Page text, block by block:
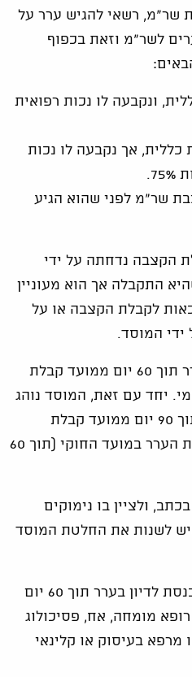
שר"מ, רשאי להגיש ערר על
לשר"מ וזאת בכפוף
ונקבעה לו נכות רפואית
אך נקבעה לו נכות
שר"מ לפני שהוא הגיע
הקצבה נדחתה על ידי
התקבלה אך הוא מעוניין
לקבלת הקצבה או על
המוסד.
עקרונית, יש להגיש את הערר תוך 60 יום ממועד קבלת
יחד עם זאת, המוסד נוהג
לדון גם בערערים שהוגשו תוך 90 יום ממועד קבלת
ההחלטה, אם רצוי להגיש את הערר במועד החוקי (תוך 60
ולציין בו נימוקים
לשנות את החלטת המוסד
ועדת הערערים לשר"מ מתכנסת לדיון בערר תוך 60 יום
מומחה, אח, פסיכולוג
מרפא בעיסוק או קלינאי